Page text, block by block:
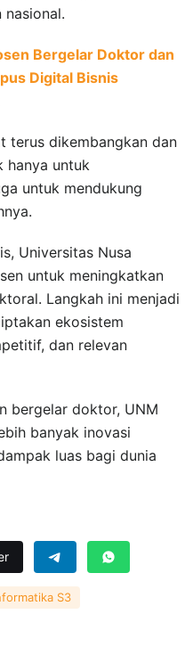
nasional.
Bergelar Doktor dan
Digital Bisnis
terus dikembangkan dan
hanya untuk
untuk mendukung
Universitas Nusa
untuk meningkatkan
Langkah ini menjadi
ekosistem
dan relevan
bergelar doktor, UNM
banyak inovasi
luas bagi dunia
S3